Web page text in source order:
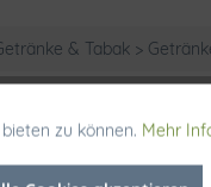
& Tabak >
,Grenache
zu können. Mehr